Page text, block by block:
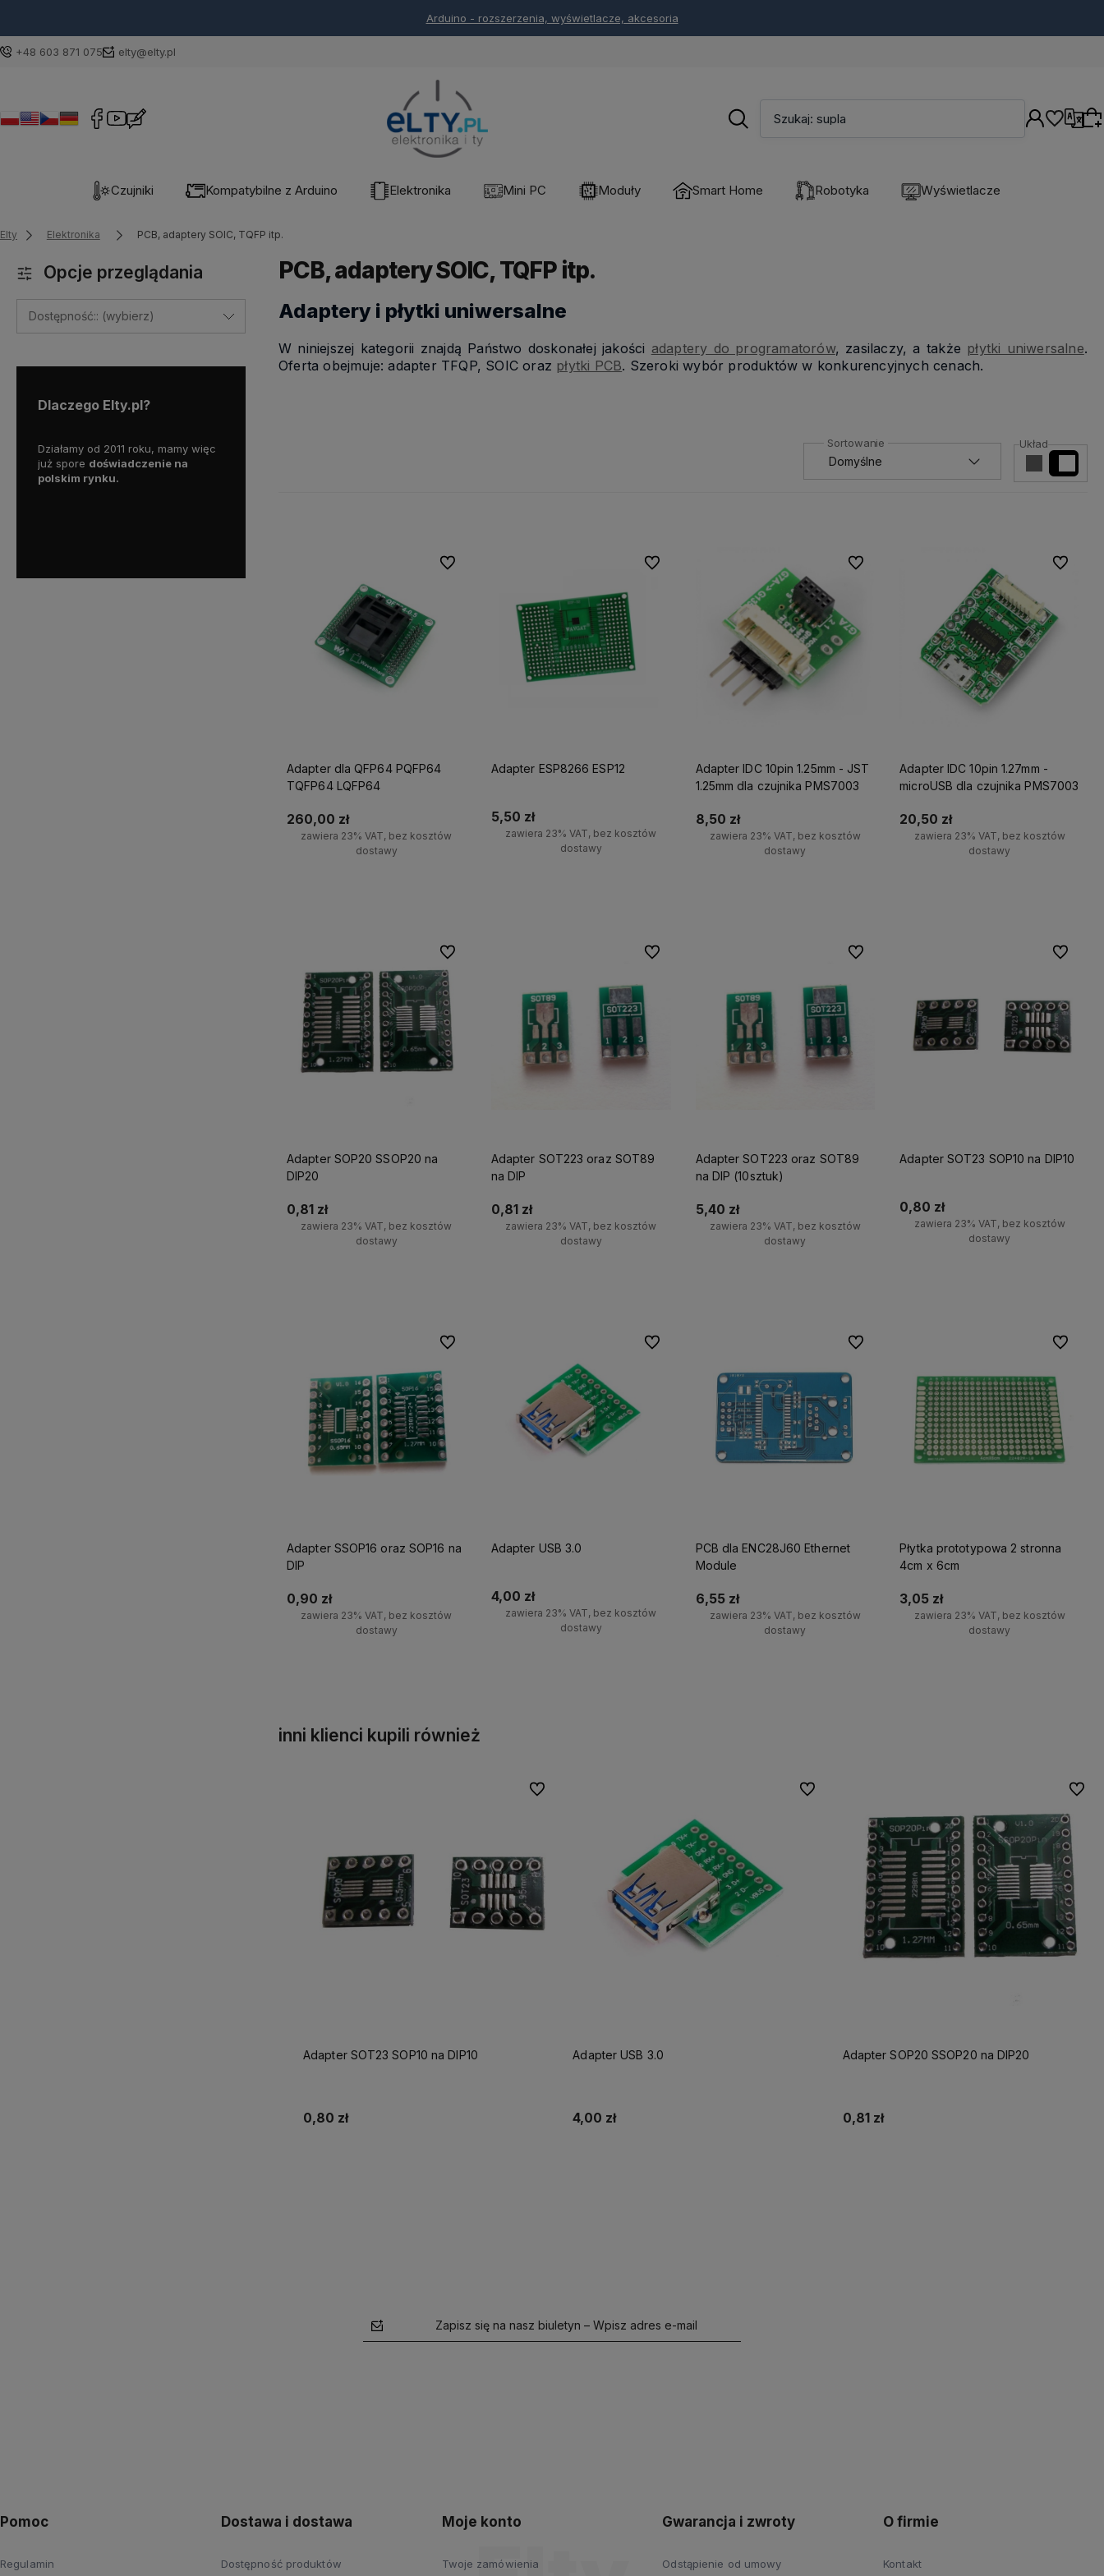
Arduino - rozszerzenia, wyświetlacze, akcesoria
+48 603 871 075 elty@elty.pl
Szukaj: supla
Czujniki Kompatybilne z Arduino Elektronika Mini PC Moduły Smart Home Robotyka Wyświetlacze
Elty Elektronika PCB, adaptery SOIC, TQFP itp.
Opcje przeglądania
Dostępność:: (wybierz)
Dlaczego Elty.pl?
Działamy od 2011 roku, mamy więc
już spore doświadczenie na
polskim rynku.
Wszystkie nasze produkty są
dostępne od ręki,dlatego możesz
liczyć na ekspresową dostawę!
PCB, adaptery SOIC, TQFP itp.
Adaptery i płytki uniwersalne
W niniejszej kategorii znajdą Państwo doskonałej jakości adaptery do programatorów, zasilaczy, a także płytki uniwersalne.
Oferta obejmuje: adapter TFQP, SOIC oraz płytki PCB. Szeroki wybór produktów w konkurencyjnych cenach.
Układ
Adapter dla QFP64 PQFP64
TQFP64 LQFP64
260,00 zł
zawiera 23% VAT, bez kosztów
dostawy
Do ulubionych
Adapter ESP8266 ESP12
5,50 zł
zawiera 23% VAT, bez kosztów
dostawy
Do ulubionych
Adapter IDC 10pin 1.25mm - JST
1.25mm dla czujnika PMS7003
8,50 zł
zawiera 23% VAT, bez kosztów
dostawy
Do ulubionych
Adapter IDC 10pin 1.27mm -
microUSB dla czujnika PMS7003
20,50 zł
zawiera 23% VAT, bez kosztów
dostawy
Do
Adapter SOP20 SSOP20 na
DIP20
0,81 zł
zawiera 23% VAT, bez kosztów
dostawy
Do ulubionych
Adapter SOT223 oraz SOT89
na DIP
0,81 zł
zawiera 23% VAT, bez kosztów
dostawy
Do ulubionych
Adapter SOT223 oraz SOT89
na DIP (10sztuk)
5,40 zł
zawiera 23% VAT, bez kosztów
dostawy
Do ulubionych
Adapter SOT23 SOP10 na DIP10
0,80 zł
zawiera 23% VAT, bez kosztów
dostawy
Do
Adapter SSOP16 oraz SOP16 na
DIP
0,90 zł
zawiera 23% VAT, bez kosztów
dostawy
Do ulubionych
Adapter USB 3.0
4,00 zł
zawiera 23% VAT, bez kosztów
dostawy
Do ulubionych
PCB dla ENC28J60 Ethernet
Module
6,55 zł
zawiera 23% VAT, bez kosztów
dostawy
Do ulubionych
Płytka prototypowa 2 stronna
4cm x 6cm
3,05 zł
zawiera 23% VAT, bez kosztów
dostawy
Do
inni klienci kupili również
Adapter SOT23 SOP10 na DIP10
0,80 zł
Do ulubionych
Adapter USB 3.0
4,00 zł
Do ulubionych
Adapter SOP20 SSOP20 na DIP20
0,81 zł
Do
Zapisz się na nasz biuletyn – Wpisz adres e-mail
Pomoc
Regulamin
Dostawa i dostawa
Dostępność produktów
Moje konto
Twoje zamówienia
Gwarancja i zwroty
Odstąpienie od umowy
O firmie
Kontakt